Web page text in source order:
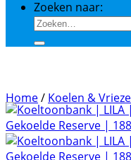
Zoeken naar:
Home/ Koelen &